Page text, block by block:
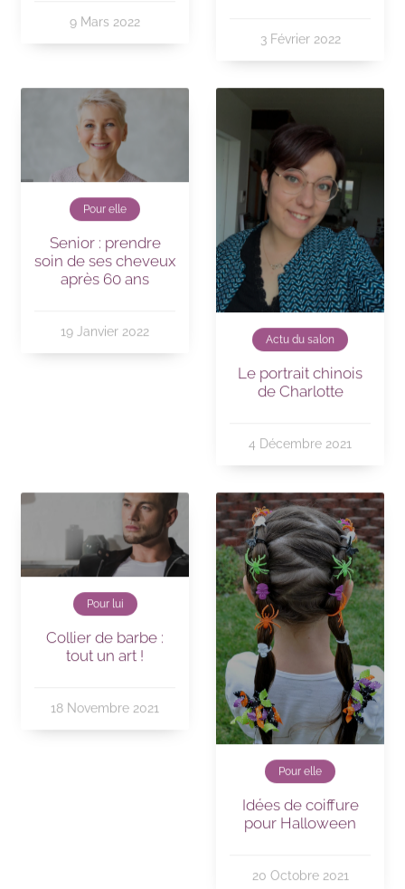
9 Mars 2022
3 Février 2022
Pour elle
Senior : prendre
soin de ses cheveux
après 60 ans
19 Janvier 2022
Actu du salon
Le portrait chinois
de Charlotte
4 Décembre 2021
Pour lui
Collier de barbe :
tout un art !
18 Novembre 2021
Pour elle
Idées de coiffure
pour Halloween
20 Octobre 2021